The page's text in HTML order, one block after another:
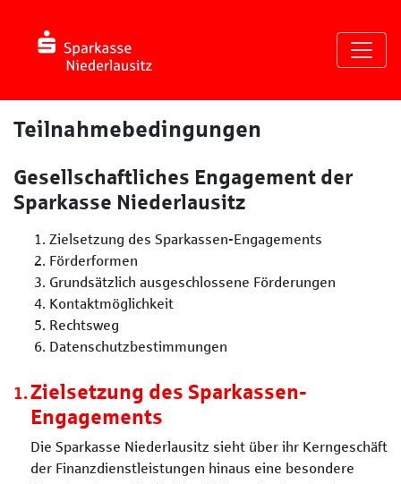
Teilnahmebedingungen
Gesellschaftliches Engagement der
Sparkasse Niederlausitz
Zielsetzung des Sparkassen-Engagements
Förderformen
Grundsätzlich ausgeschlossene Förderungen
Kontaktmöglichkeit
Rechtsweg
Datenschutzbestimmungen
Zielsetzung des Sparkassen-
Engagements
Die Sparkasse Niederlausitz sieht über ihr Kerngeschäft
der Finanzdienstleistungen hinaus eine besondere